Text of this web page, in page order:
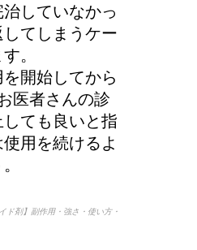
災保険の請求で病院が
所の場合はどうなる
していなかっ
てしまうケー
。
開始してから
医者さんの診
ても良いと指
用を続けるよ
ド剤】副作用・強さ・使い方・